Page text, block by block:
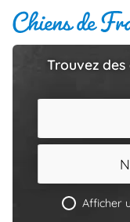
Trouvez
Afficher